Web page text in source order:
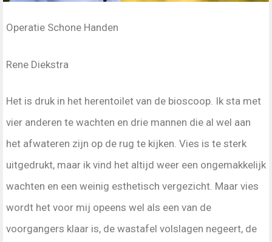
Operatie Schone Handen
Rene Diekstra
Het is druk in het herentoilet van de bioscoop. Ik sta met
vier anderen te wachten en drie mannen die al wel aan
het afwateren zijn op de rug te kijken. Vies is te sterk
uitgedrukt, maar ik vind het altijd weer een ongemakkelijk
wachten en een weinig esthetisch vergezicht. Maar vies
wordt het voor mij opeens wel als een van de
voorgangers klaar is, de wastafel volslagen negeert, de